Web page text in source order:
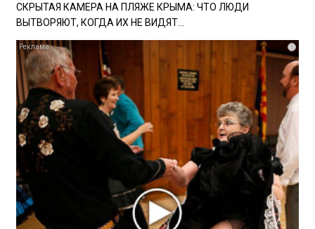
СКРЫТАЯ КАМЕРА НА ПЛЯЖЕ КРЫМА: ЧТО ЛЮДИ
ВЫТВОРЯЮТ, КОГДА ИХ НЕ ВИДЯТ...
i